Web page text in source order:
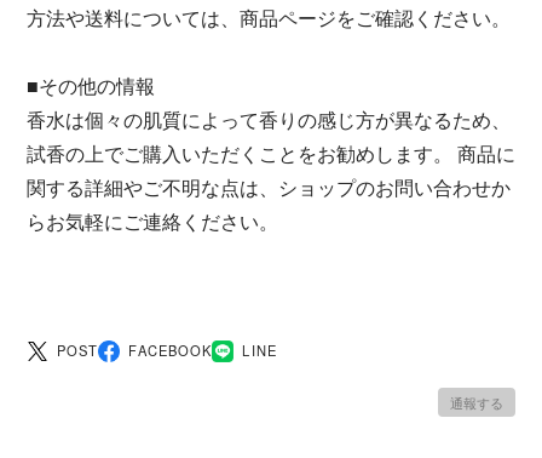
方法や送料については、商品ページをご確認ください。
■その他の情報
香水は個々の肌質によって香りの感じ方が異なるため、
試香の上でご購入いただくことをお勧めします。 商品に
関する詳細やご不明な点は、ショップのお問い合わせか
らお気軽にご連絡ください。
POST FACEBOOK LINE
通報する